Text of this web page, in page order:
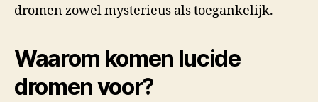
dromen zowel mysterieus als toegankelijk.
Waarom komen lucide
dromen voor?